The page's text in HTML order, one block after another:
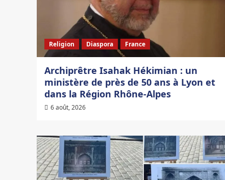
Religion Diaspora France
Archiprêtre Isahak Hékimian : un
ministère de près de 50 ans à Lyon et
dans la Région Rhône-Alpes
6 août, 2026